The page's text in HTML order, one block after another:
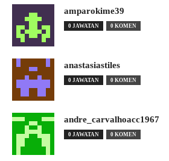
amparokime39
0 JAWATAN 0 KOMEN
anastasiastiles
0 JAWATAN 0 KOMEN
andre_carvalhoacc1967
0 JAWATAN 0 KOMEN